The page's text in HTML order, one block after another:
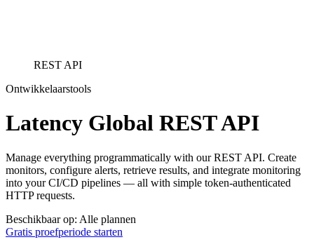
REST API
Ontwikkelaarstools
Latency Global REST API
Manage everything programmatically with our REST API. Create
monitors, configure alerts, retrieve results, and integrate monitoring
into your CI/CD pipelines — all with simple token-authenticated
HTTP requests.
Beschikbaar op: Alle plannen
Gratis proefperiode starten